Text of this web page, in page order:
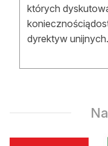
których
dyrektyw unijnych.